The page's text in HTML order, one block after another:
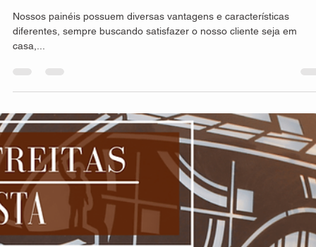
Resistência dos produtos HS Metal
Design
fachadas, divisórias, guarda-corpo, portões entre outras, é
extremamente...